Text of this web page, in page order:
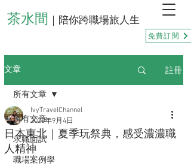
茶水間 ｜陪你跨職場旅人生
免費訂閱
文章 註冊
所有文章
求職面試
職場案例學
所有文章
日本東北｜夏季玩祭典，感受濃濃職
人精神
IvyTravelChannel
2025年9月4日